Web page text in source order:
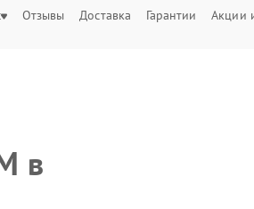
Отзывы Доставка Гарантии Акции
в